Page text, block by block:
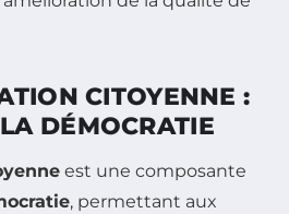
CITOYENNE :
DÉMOCRATIE
est une composante
, permettant aux